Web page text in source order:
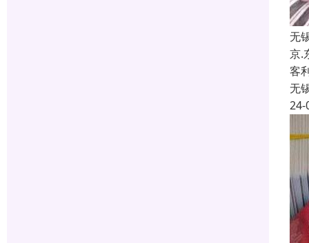
无
京.
客
无
24-